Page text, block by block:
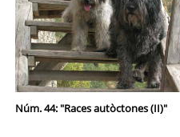
Núm. 44: "Races autòctones (II)"